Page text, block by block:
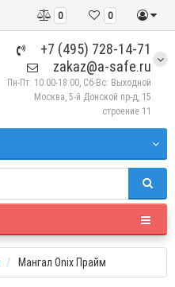
0
0
+7 (495) 728-14-71
zakaz@a-safe.ru
Пн-Пт: 10:00-18:00, Сб-Вс: Выходной
Москва, 5-й Донской пр-д, 15
строение 11
Мангал Onix Прайм